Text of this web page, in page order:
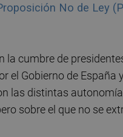
No de Ley
la cumbre de
el Gobierno de España
las distintas
sobre el que no se